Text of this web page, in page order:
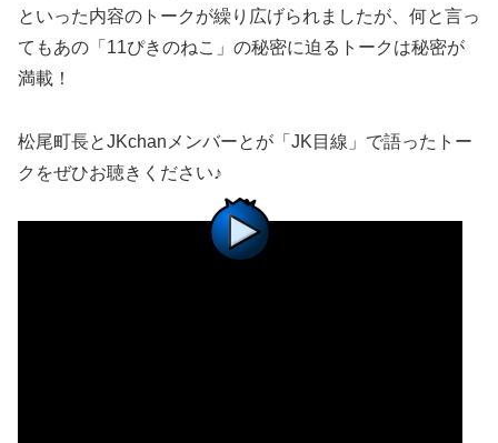
といった内容のトークが繰り広げられましたが、何と言っ
てもあの「11ぴきのねこ」の秘密に迫るトークは秘密が
満載！
松尾町長とJKchanメンバーとが「JK目線」で語ったトー
クをぜひお聴きください♪